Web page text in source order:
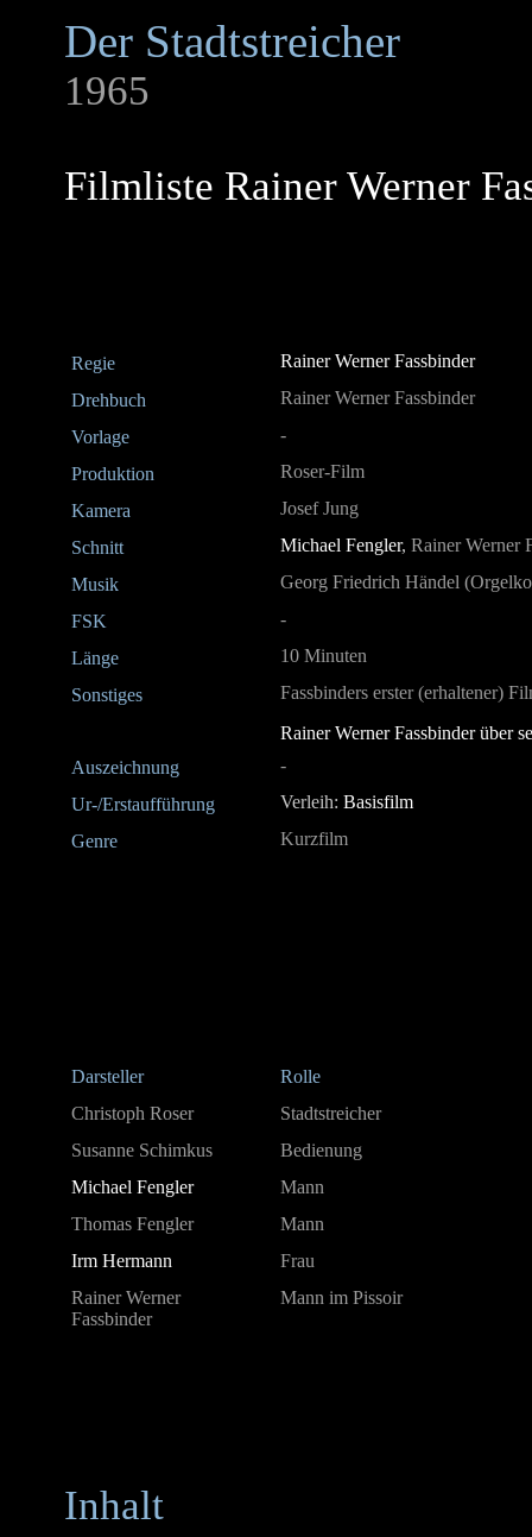
Der Stadtstreicher
1965
Filmliste Rainer Werner
Regie
Rainer Werner Fassbinder
Drehbuch
Rainer Werner Fassbinder
Vorlage
-
Produktion
Roser-Film
Kamera
Josef Jung
Schnitt
Michael Fengler, Rainer Werner
Musik
Georg Friedrich Händel
FSK
-
Länge
10 Minuten
Sonstiges
Fassbinders erster (erhaltener)
Rainer Werner Fassbinder über
Auszeichnung
-
Ur-/Erstaufführung
Verleih: Basisfilm
Genre
Kurzfilm
Darsteller
Rolle
Christoph Roser
Stadtstreicher
Susanne Schimkus
Bedienung
Michael Fengler
Mann
Thomas Fengler
Mann
Irm Hermann
Frau
Rainer Werner
Fassbinder
Mann im Pissoir
Inhalt